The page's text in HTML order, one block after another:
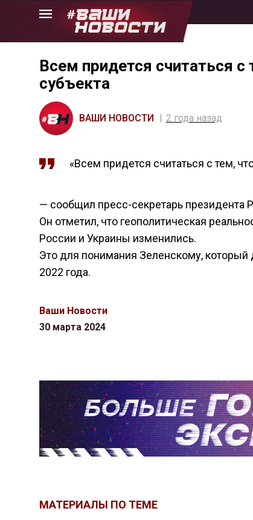
Skip
Всем придется считаться
субъекта
ВАШИ НОВОСТИ 2 года назад
«Всем придется считаться с тем,
— сообщил пресс-секретарь президента
Он отметил, что геополитическая
России и Украины изменились.
Это для понимания Зеленскому,
2022 года.
Ваши Новости
30 марта 2024
МАТЕРИАЛЫ ПО ТЕМЕ